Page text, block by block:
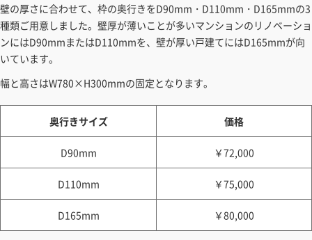
壁の厚さに合わせて、枠の奥行きをD90mm・D110mm・D165mmの3
種類ご用意しました。壁厚が薄いことが多いマンションのリノベーショ
ンにはD90mmまたはD110mmを、壁が厚い戸建てにはD165mmが向
いています。
幅と高さはW780×H300mmの固定となります。
奥行きサイズ 価格
D90mm ￥72,000
D110mm ￥75,000
D165mm ￥80,000